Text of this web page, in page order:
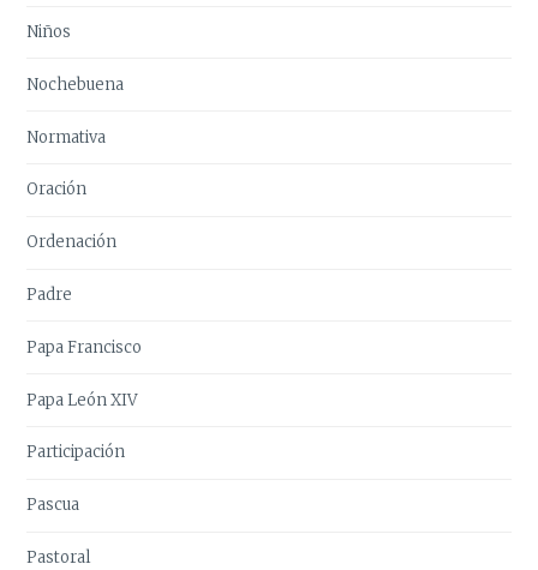
Niños
Nochebuena
Normativa
Oración
Ordenación
Padre
Papa Francisco
Papa León XIV
Participación
Pascua
Pastoral